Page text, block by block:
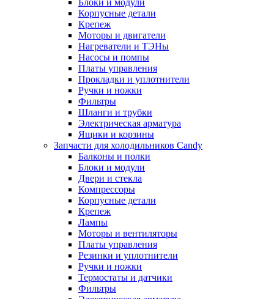
Блоки и модули
Корпусные детали
Крепеж
Моторы и двигатели
Нагреватели и ТЭНы
Насосы и помпы
Платы управления
Прокладки и уплотнители
Ручки и ножки
Фильтры
Шланги и трубки
Электрическая арматура
Ящики и корзины
Запчасти для холодильников Candy
Балконы и полки
Блоки и модули
Двери и стекла
Компрессоры
Корпусные детали
Крепеж
Лампы
Моторы и вентиляторы
Платы управления
Резинки и уплотнители
Ручки и ножки
Термостаты и датчики
Фильтры